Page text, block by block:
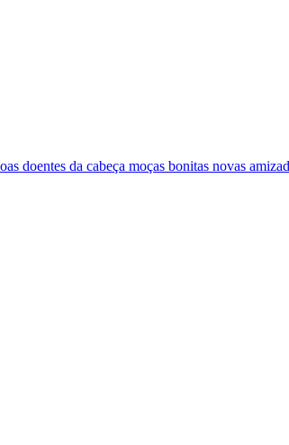
doentes da cabeça moças bonitas novas